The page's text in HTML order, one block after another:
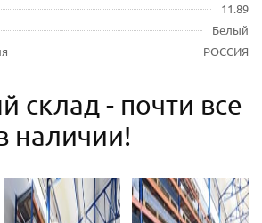
11.89
Белый
РОССИЯ
склад - почти все
наличии!